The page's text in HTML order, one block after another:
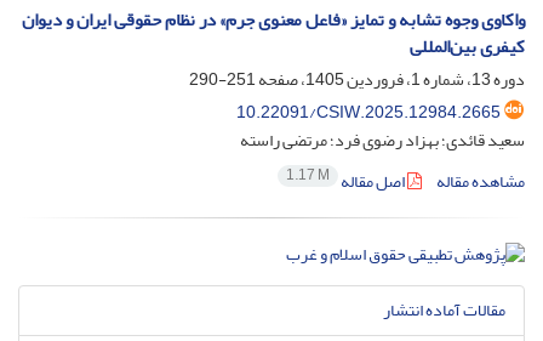
واکاوی وجوه تشابه و تمایز «فاعل معنوی جرم» در نظام حقوقی ایران و دیوان
کیفری بین‌المللی
دوره 13، شماره 1، فروردین 1405، صفحه
251-290
10.22091/CSIW.2025.12984.2665
سعید قائدی؛ بهزاد رضوی فرد؛ مرتضی راسته
مشاهده مقاله
اصل مقاله 1.17 M
مقالات آماده انتشار